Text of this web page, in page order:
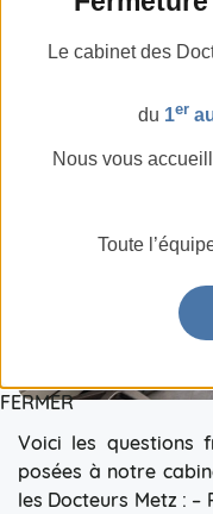
Voici les questions
posées à notre
les Docteurs Metz :
Le cabinet des
du 1er
Nous vous
Toute
FERMER